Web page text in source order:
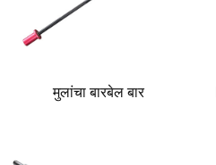
मुलांचा बारबेल बार